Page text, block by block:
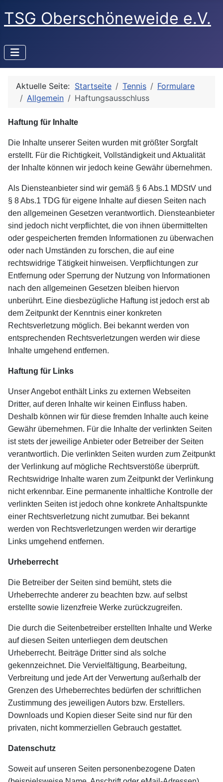
TSG Oberschöneweide e.V.
Aktuelle Seite: Startseite Tennis
Formulare
Allgemein
Haftungsausschluss
Haftung für Inhalte
Die Inhalte unserer Seiten wurden mit größter Sorgfalt
erstellt. Für die Richtigkeit, Vollständigkeit und Aktualität
der Inhalte können wir jedoch keine Gewähr übernehmen.
Als Diensteanbieter sind wir gemäß § 6 Abs.1 MDStV und
§ 8 Abs.1 TDG für eigene Inhalte auf diesen Seiten nach
den allgemeinen Gesetzen verantwortlich. Diensteanbieter
sind jedoch nicht verpflichtet, die von ihnen übermittelten
oder gespeicherten fremden Informationen zu überwachen
oder nach Umständen zu forschen, die auf eine
rechtswidrige Tätigkeit hinweisen. Verpflichtungen zur
Entfernung oder Sperrung der Nutzung von Informationen
nach den allgemeinen Gesetzen bleiben hiervon
unberührt. Eine diesbezügliche Haftung ist jedoch erst ab
dem Zeitpunkt der Kenntnis einer konkreten
Rechtsverletzung möglich. Bei bekannt werden von
entsprechenden Rechtsverletzungen werden wir diese
Inhalte umgehend entfernen.
Haftung für Links
Unser Angebot enthält Links zu externen Webseiten
Dritter, auf deren Inhalte wir keinen Einfluss haben.
Deshalb können wir für diese fremden Inhalte auch keine
Gewähr übernehmen. Für die Inhalte der verlinkten Seiten
ist stets der jeweilige Anbieter oder Betreiber der Seiten
verantwortlich. Die verlinkten Seiten wurden zum Zeitpunkt
der Verlinkung auf mögliche Rechtsverstöße überprüft.
Rechtswidrige Inhalte waren zum Zeitpunkt der Verlinkung
nicht erkennbar. Eine permanente inhaltliche Kontrolle der
verlinkten Seiten ist jedoch ohne konkrete Anhaltspunkte
einer Rechtsverletzung nicht zumutbar. Bei bekannt
werden von Rechtsverletzungen werden wir derartige
Links umgehend entfernen.
Urheberrecht
Die Betreiber der Seiten sind bemüht, stets die
Urheberrechte anderer zu beachten bzw. auf selbst
erstellte sowie lizenzfreie Werke zurückzugreifen.
Die durch die Seitenbetreiber erstellten Inhalte und Werke
auf diesen Seiten unterliegen dem deutschen
Urheberrecht. Beiträge Dritter sind als solche
gekennzeichnet. Die Vervielfältigung, Bearbeitung,
Verbreitung und jede Art der Verwertung außerhalb der
Grenzen des Urheberrechtes bedürfen der schriftlichen
Zustimmung des jeweiligen Autors bzw. Erstellers.
Downloads und Kopien dieser Seite sind nur für den
privaten, nicht kommerziellen Gebrauch gestattet.
Datenschutz
Soweit auf unseren Seiten personenbezogene Daten